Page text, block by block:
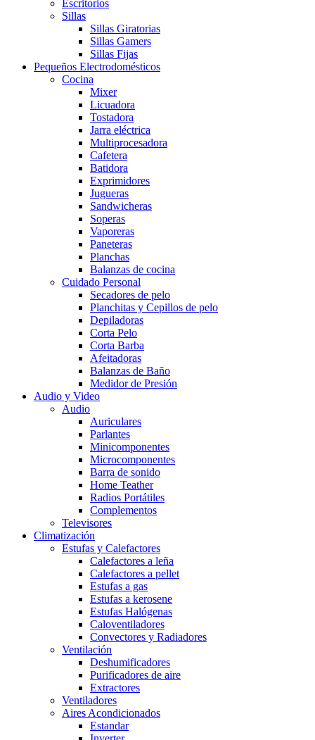
Escritorios
Sillas
Sillas Giratorias
Sillas Gamers
Sillas Fijas
Pequeños Electrodomésticos
Cocina
Mixer
Licuadora
Tostadora
Jarra eléctrica
Multiprocesadora
Cafetera
Batidora
Exprimidores
Jugueras
Sandwicheras
Soperas
Vaporeras
Paneteras
Planchas
Balanzas de cocina
Cuidado Personal
Secadores de pelo
Planchitas y Cepillos de pelo
Depiladoras
Corta Pelo
Corta Barba
Afeitadoras
Balanzas de Baño
Medidor de Presión
Audio y Video
Audio
Auriculares
Parlantes
Minicomponentes
Microcomponentes
Barra de sonido
Home Teather
Radios Portátiles
Complementos
Televisores
Climatización
Estufas y Calefactores
Calefactores a leña
Calefactores a pellet
Estufas a gas
Estufas a kerosene
Estufas Halógenas
Caloventiladores
Convectores y Radiadores
Ventilación
Deshumificadores
Purificadores de aire
Extractores
Ventiladores
Aires Acondicionados
Estandar